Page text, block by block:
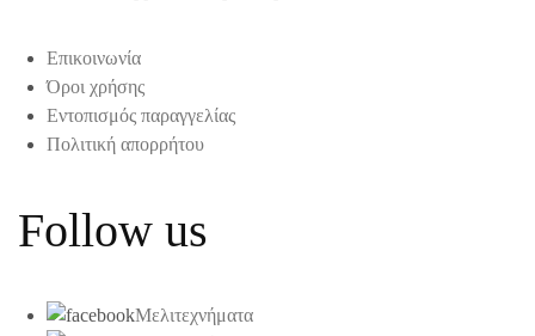
Επικοινωνία
Όροι χρήσης
Εντοπισμός παραγγελίας
Πολιτική απορρήτου
Follow us
Μελιτεχνήματα